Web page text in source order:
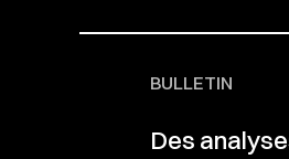
BULLETIN
Des